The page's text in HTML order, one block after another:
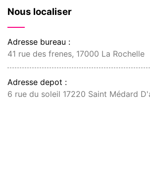
Nous localiser
Adresse bureau :
41 rue des frenes, 17000 La Rochelle
Adresse depot :
6 rue du soleil 17220 Saint Médard